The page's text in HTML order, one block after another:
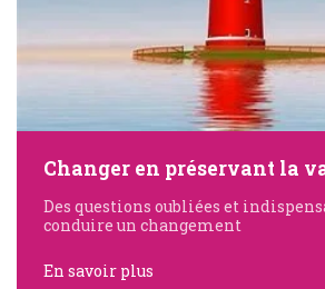
Changer en préservant la
Des questions oubliées et
conduire un changement
En savoir plus